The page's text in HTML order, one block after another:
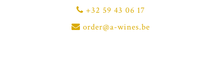
+32 59 43 06 17
order@a-wines.be